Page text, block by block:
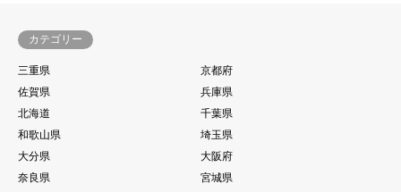
カテゴリー
三重県
京都府
佐賀県
兵庫県
北海道
千葉県
和歌山県
埼玉県
大分県
大阪府
奈良県
宮城県